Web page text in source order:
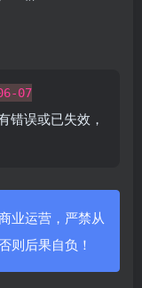
07
错误或已失效，
业运营，严禁从
则后果自负！